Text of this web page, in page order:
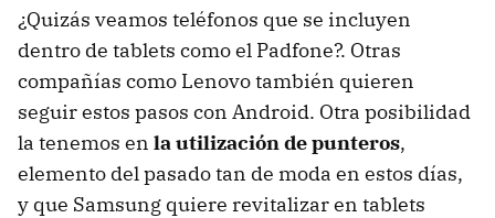
¿Quizás veamos teléfonos que se incluyen
dentro de tablets como el Padfone?. Otras
compañías como Lenovo también quieren
seguir estos pasos con Android. Otra posibilidad
la tenemos en la utilización de punteros,
elemento del pasado tan de moda en estos días,
y que Samsung quiere revitalizar en tablets